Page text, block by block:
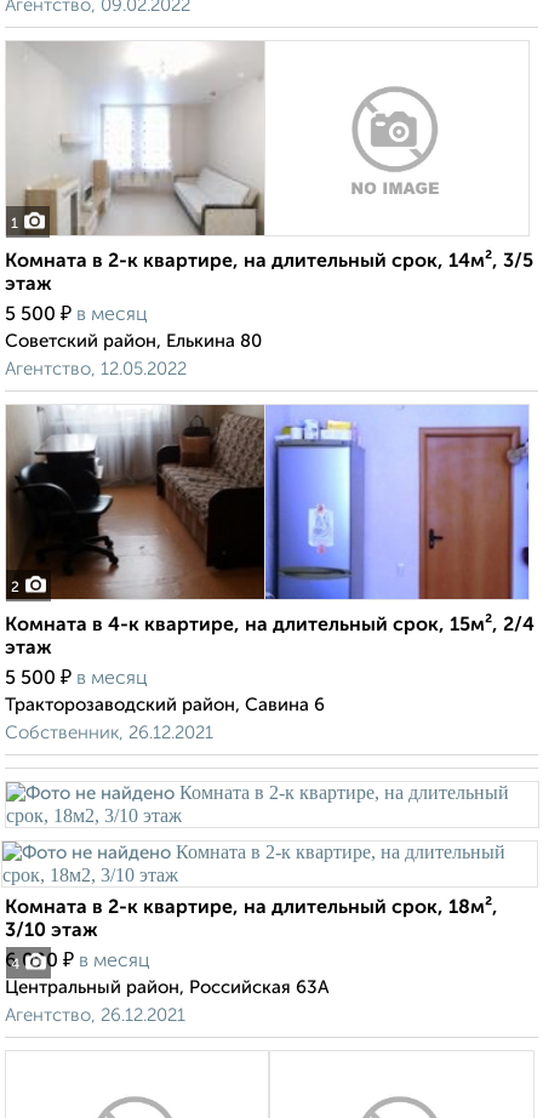
Агентство, 09.02.2022
1
Комната в 2-к квартире, на длительный срок, 14м², 3/5
этаж
5 500 ₽ в месяц
Советский район, Елькина 80
Агентство, 12.05.2022
2
Комната в 4-к квартире, на длительный срок, 15м², 2/4
этаж
5 500 ₽ в месяц
Тракторозаводский район, Савина 6
Собственник, 26.12.2021
4
Комната в 2-к квартире, на длительный срок, 18м²,
3/10 этаж
6 000 ₽ в месяц
Центральный район, Российская 63А
Агентство, 26.12.2021